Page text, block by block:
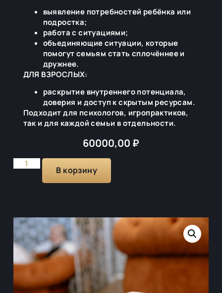
выявление потребностей ребёнка или
подростка;
работа с ситуациями;
объединяющие ситуации, которые
помогут семьям стать сплочённее и
дружнее.
ДЛЯ ВЗРОСЛЫХ:
раскрытие внутреннего потенциала,
доверия и доступ к скрытым ресурсам.
Подходит для психологов, игропрактиков,
так и для каждой семьи в отдельности.
60000,00 ₽
В корзину